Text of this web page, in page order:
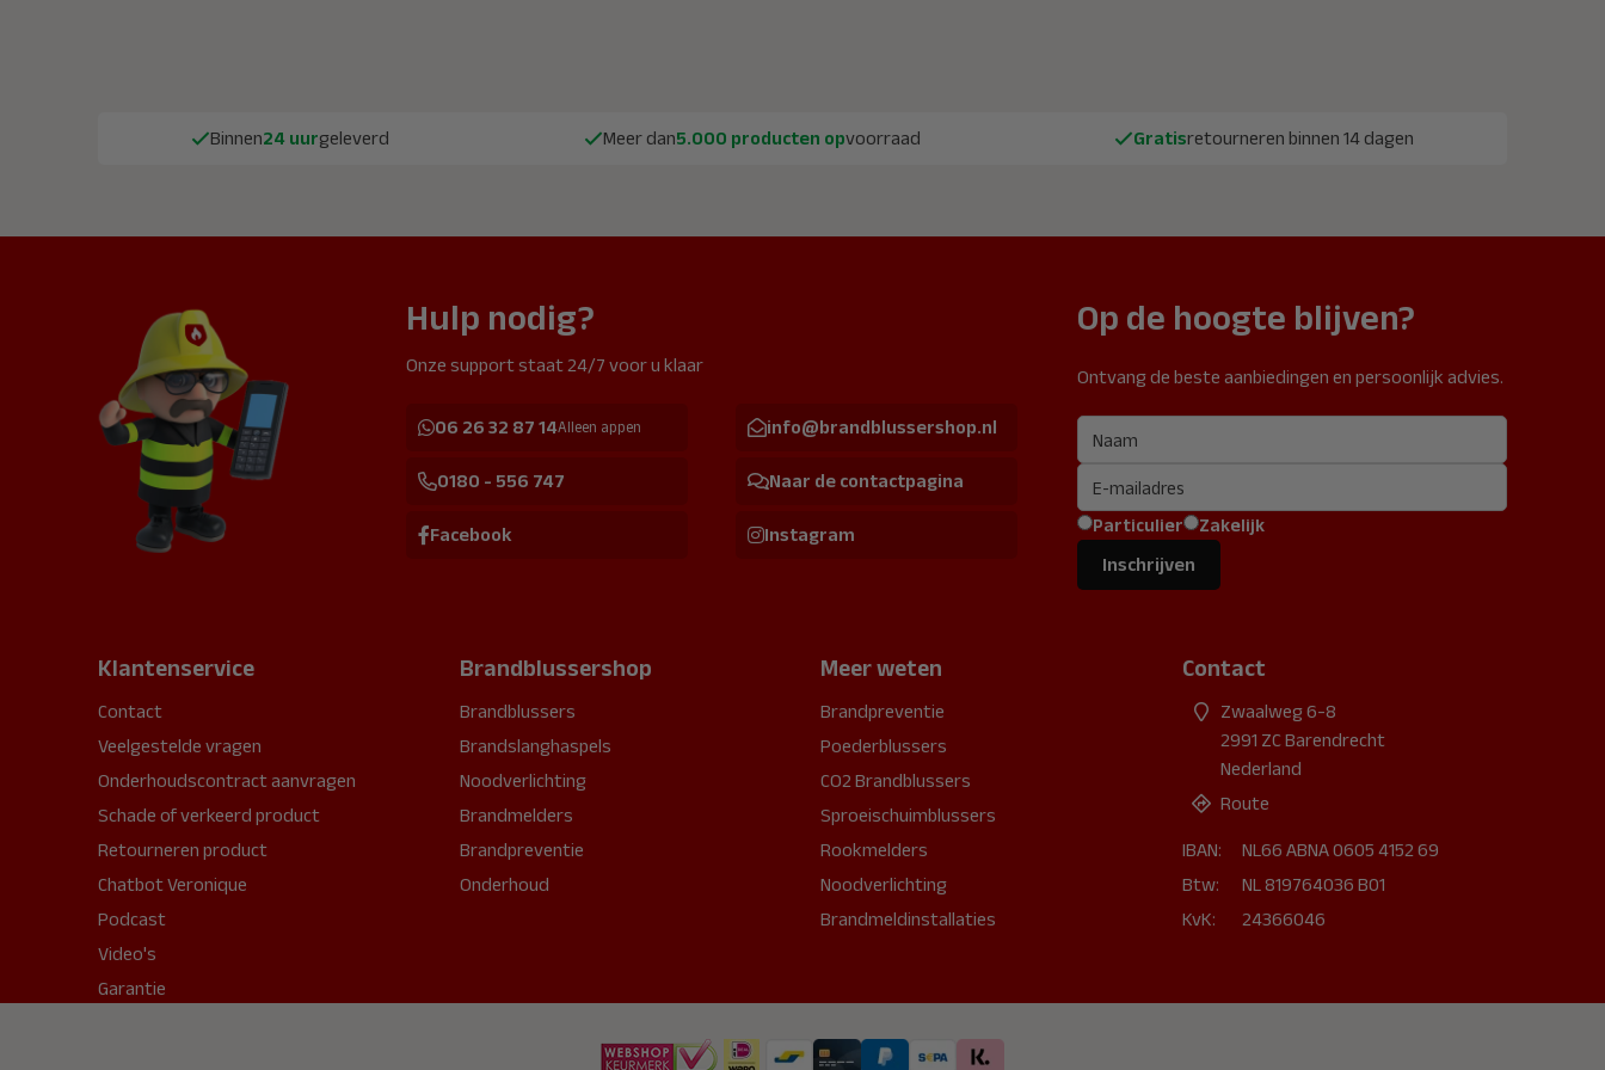
Binnen24 uurgeleverd Meer dan5.000 producten opvoorraad Gratisretourneren binnen 14 dagen
Hulp nodig?
Onze support staat 24/7 voor u klaar
06 26 32 87 14Alleen appen info@brandblussershop.nl
0180 - 556 747 Naar de contactpagina
Facebook Instagram
Op de hoogte blijven?
Ontvang de beste aanbiedingen en persoonlijk advies.
Particulier
Zakelijk
Inschrijven
Klantenservice
Contact
Veelgestelde vragen
Onderhoudscontract aanvragen
Schade of verkeerd product
Retourneren product
Chatbot Veronique
Podcast
Video's
Garantie
Brandblussershop
Brandblussers
Brandslanghaspels
Noodverlichting
Brandmelders
Brandpreventie
Onderhoud
Meer weten
Brandpreventie
Poederblussers
CO2 Brandblussers
Sproeischuimblussers
Rookmelders
Noodverlichting
Brandmeldinstallaties
Contact
Zwaalweg 6-8
2991 ZC Barendrecht
Nederland
Route
IBAN:
NL66 ABNA 0605 4152 69
Btw:
NL 819764036 B01
KvK:
24366046